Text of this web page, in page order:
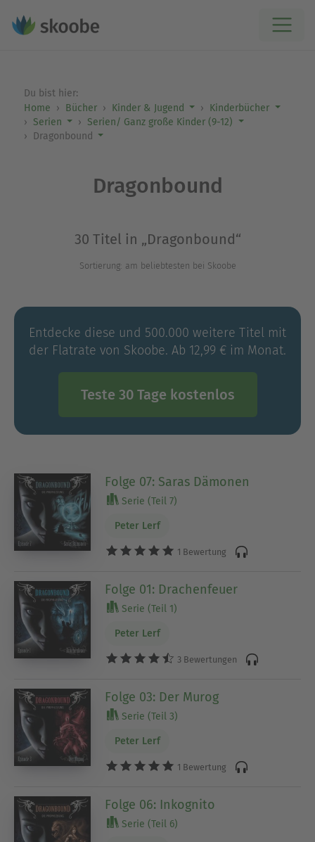
Du bist hier:
Home
Bücher Kinder & Jugend
Kinderbücher
Serien
Serien/ Ganz große Kinder (9-12)
Dragonbound
Dragonbound
30 Titel in „Dragonbound“
Sortierung: am beliebtesten bei Skoobe
Entdecke diese und 500.000 weitere Titel mit
der Flatrate von Skoobe. Ab 12,99 € im Monat.
Teste 30 Tage kostenlos
Folge 07: Saras Dämonen
Serie (Teil 7)
Peter Lerf
1 Bewertung
Folge 01: Drachenfeuer
Serie (Teil 1)
Peter Lerf
3 Bewertungen
Folge 03: Der Murog
Serie (Teil 3)
Peter Lerf
1 Bewertung
Folge 06: Inkognito
Serie (Teil 6)